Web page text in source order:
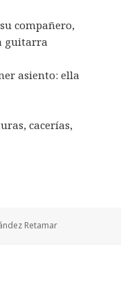
compañero,
guitarra
asiento: ella
cacerías,
Retamar